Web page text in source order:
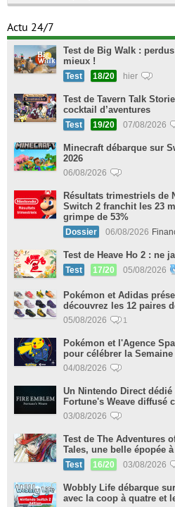
Actu 24/7
Test de Big Walk :
mieux !
Test 18/20 hier
Test de Tavern Talk
cocktail d’aventures
Test 19/20 07/08/2026
Minecraft débarque sur
2026
06/08/2026
Résultats trimestriels de
Switch 2 franchit les 23
grimpe de 53%
Dossier 06/08/2026
Test de Heave Ho 2 : ne
Test 17/20 05/08/2026
Pokémon et Adidas
découvrez les 12 paires
05/08/2026 1
Pokémon et l'Agence
pour célébrer la
04/08/2026
Un Nintendo Direct
Fortune's Weave diffusé
03/08/2026
Test de The Adventures
Tales, une belle épopée
Test 16/20 03/08/2026
Wobbly Life débarque
avec la coop à quatre et